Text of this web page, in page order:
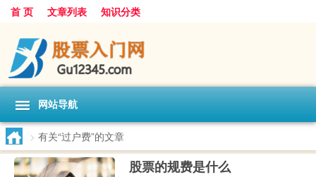
首 页 文章列表 知识分类
网站导航
> 有关“过户费”的文章
股票的规费是什么